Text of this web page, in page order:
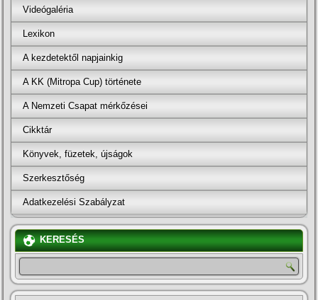
Videógaléria
Lexikon
A kezdetektől napjainkig
A KK (Mitropa Cup) története
A Nemzeti Csapat mérkőzései
Cikktár
Könyvek, füzetek, újságok
Szerkesztőség
Adatkezelési Szabályzat
KERESÉS